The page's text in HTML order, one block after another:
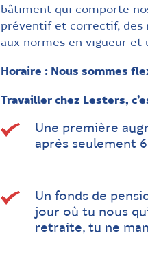
bâtiment qui comporte
préventif et correctif, des
aux normes en vigueur
Horaire : Nous sommes
Travailler chez Lesters,
Une première
après seulement
Un fonds de
jour où tu nous
retraite, tu ne